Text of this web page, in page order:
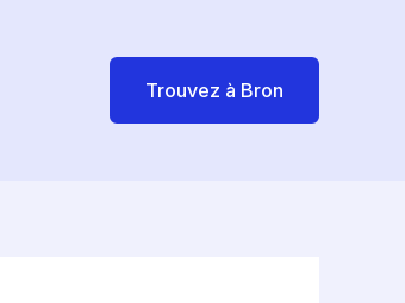
Trouvez à Bron